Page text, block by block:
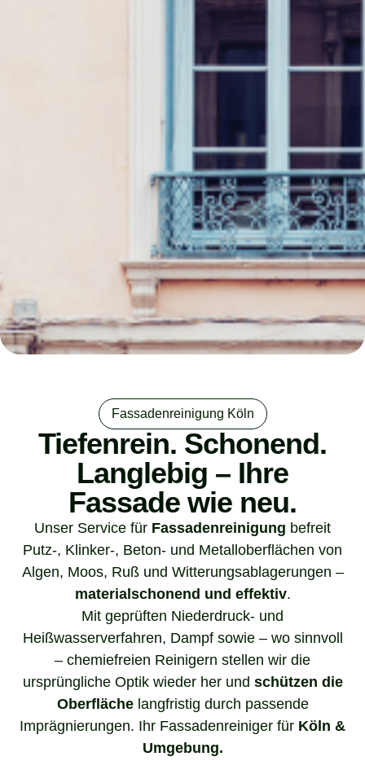
Fassadenreinigung Köln
Tiefenrein. Schonend.
Langlebig – Ihre
Fassade wie neu.
Unser Service für Fassadenreinigung befreit
Putz-, Klinker-, Beton- und Metalloberflächen von
Algen, Moos, Ruß und Witterungsablagerungen –
materialschonend und effektiv.
Mit geprüften Niederdruck- und
Heißwasserverfahren, Dampf sowie – wo sinnvoll
– chemiefreien Reinigern stellen wir die
ursprüngliche Optik wieder her und schützen die
Oberflächelangfristig durch passende
Imprägnierungen. Ihr Fassadenreiniger für Köln &
Umgebung.